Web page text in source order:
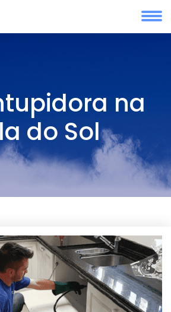
na
do Sol